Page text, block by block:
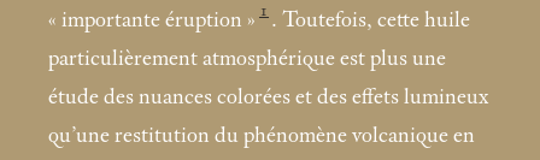
« importante éruption » 1 . Toutefois, cette huile
particulièrement atmosphérique est plus une
étude des nuances colorées et des effets lumineux
qu’une restitution du phénomène volcanique en